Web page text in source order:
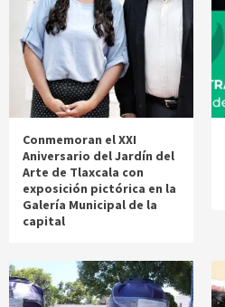
Conmemoran el XXI
Aniversario del Jardín del
Arte de Tlaxcala con
exposición pictórica en la
Galería Municipal de la
capital